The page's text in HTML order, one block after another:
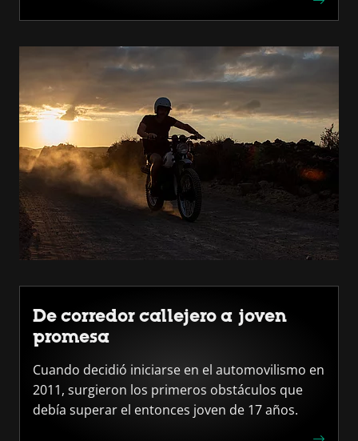
De corredor callejero a joven
promesa
Cuando decidió iniciarse en el automovilismo en
2011, surgieron los primeros obstáculos que
debía superar el entonces joven de 17 años.